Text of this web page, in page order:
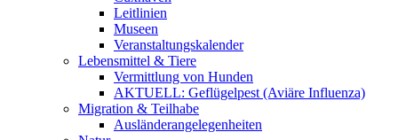
Leitlinien
Museen
Veranstaltungskalender
Lebensmittel & Tiere
Vermittlung von Hunden
AKTUELL: Geflügelpest (Aviäre Influenza)
Migration & Teilhabe
Ausländerangelegenheiten